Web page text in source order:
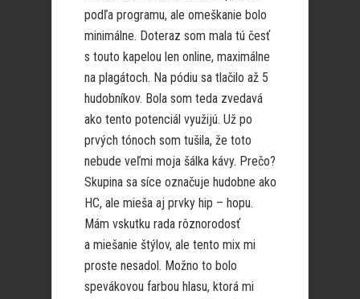
podľa programu, ale omeškanie bolo
minimálne. Doteraz som mala tú česť
s touto kapelou len online, maximálne
na plagátoch. Na pódiu sa tlačilo až 5
hudobníkov. Bola som teda zvedavá
ako tento potenciál využijú. Už po
prvých tónoch som tušila, že toto
nebude veľmi moja šálka kávy. Prečo?
Skupina sa síce označuje hudobne ako
HC, ale mieša aj prvky hip – hopu.
Mám vskutku rada rôznorodosť
a miešanie štýlov, ale tento mix mi
proste nesadol. Možno to bolo
spevákovou farbou hlasu, ktorá mi